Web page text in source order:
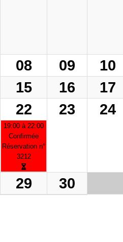
08 09 10
15
16 17
22
19:00 à 22:00
Confirmée
Réservation n°
3212
23 24
29 30